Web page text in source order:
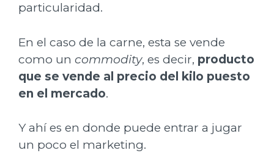
particularidad.
En el caso de la carne, esta se vende
como un commodity, es decir, producto
que se vende al precio del kilo puesto
en el mercado.
Y ahí es en donde puede entrar a jugar
un poco el marketing.